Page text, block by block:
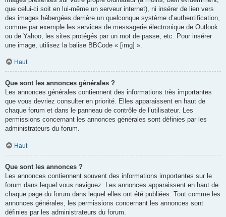
que celui-ci soit en lui-même un serveur internet), ni insérer de lien vers
des images hébergées derrière un quelconque système d’authentification,
comme par exemple les services de messagerie électronique de Outlook
ou de Yahoo, les sites protégés par un mot de passe, etc. Pour insérer
une image, utilisez la balise BBCode « [img] ».
Haut
Que sont les annonces générales ?
Les annonces générales contiennent des informations très importantes
que vous devriez consulter en priorité. Elles apparaissent en haut de
chaque forum et dans le panneau de contrôle de l’utilisateur. Les
permissions concernant les annonces générales sont définies par les
administrateurs du forum.
Haut
Que sont les annonces ?
Les annonces contiennent souvent des informations importantes sur le
forum dans lequel vous naviguez. Les annonces apparaissent en haut de
chaque page du forum dans lequel elles ont été publiées. Tout comme les
annonces générales, les permissions concernant les annonces sont
définies par les administrateurs du forum.